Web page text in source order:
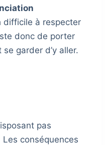
difficile à respecter
donc de porter
garder d’y aller.
pas
conséquences